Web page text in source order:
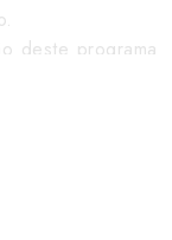
deste programa